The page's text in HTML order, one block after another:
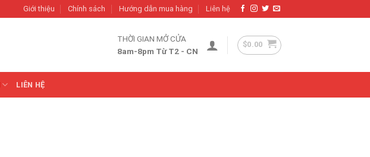
Giới thiệu Chính sách Hướng dẫn mua hàng Liên hệ
THỜI GIAN MỞ CỬA
8am-8pm Từ T2 - CN
$0.00
LIÊN HỆ